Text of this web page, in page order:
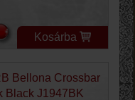
Kosárba
Bellona Crossbar
Black J1947BK